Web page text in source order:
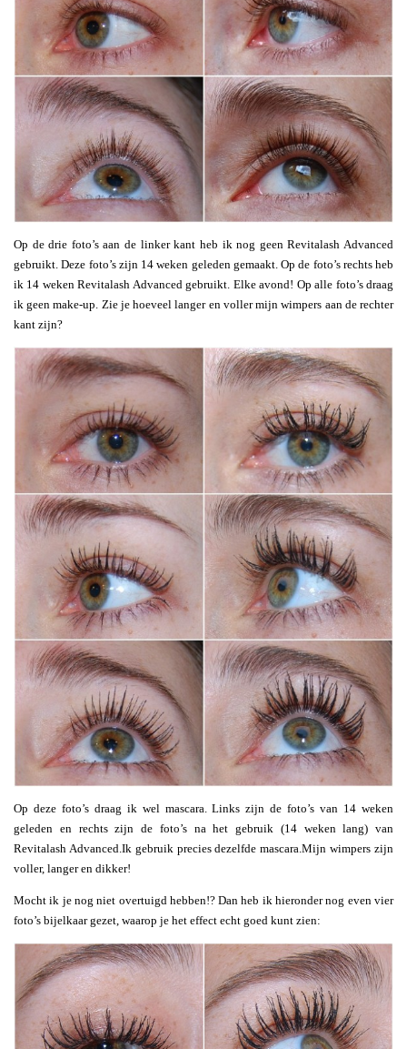
Op de drie foto’s aan de linker kant heb ik nog geen Revitalash Advanced
gebruikt. Deze foto’s zijn 14 weken geleden gemaakt. Op de foto’s rechts heb
ik 14 weken Revitalash Advanced gebruikt. Elke avond! Op alle foto’s draag
ik geen make-up. Zie je hoeveel langer en voller mijn wimpers aan de rechter
kant zijn?
Op deze foto’s draag ik wel mascara. Links zijn de foto’s van 14 weken
geleden en rechts zijn de foto’s na het gebruik (14 weken lang) van
Revitalash Advanced.Ik gebruik precies dezelfde mascara.Mijn wimpers zijn
voller, langer en dikker!
Mocht ik je nog niet overtuigd hebben!? Dan heb ik hieronder nog even vier
foto’s bijelkaar gezet, waarop je het effect echt goed kunt zien: